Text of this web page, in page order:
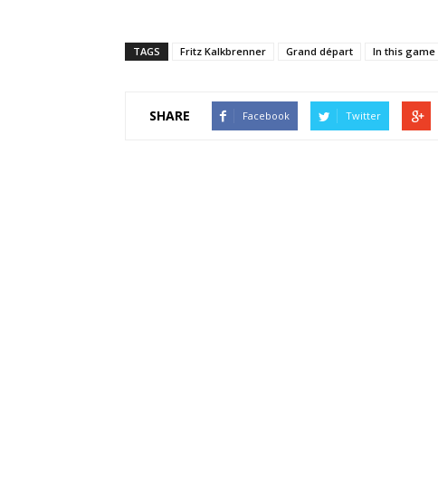
TAGS Fritz Kalkbrenner Grand départ In this game
SHARE Facebook Twitter